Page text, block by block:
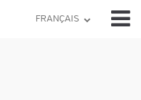
FRANÇAIS